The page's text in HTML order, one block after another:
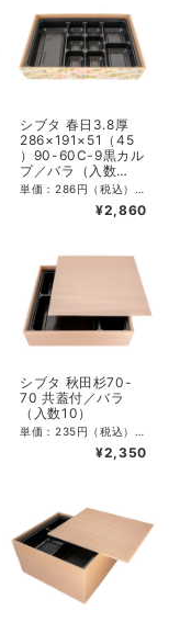
シブタ 春日3.8厚
286×191×51（45
）90-60C-9黒カル
プ／バラ（入数
10）
¥2,860
シブタ 秋田杉70-
70 共蓋付／バラ
（入数10）
¥2,350